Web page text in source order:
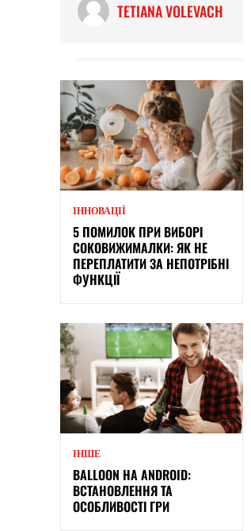
TETIANA VOLEVACH
ІННОВАЦІЇ
5 ПОМИЛОК ПРИ ВИБОРІ
СОКОВИЖИМАЛКИ: ЯК НЕ
ПЕРЕПЛАТИТИ ЗА НЕПОТРІБНІ
ФУНКЦІЇ
ІНШЕ
BALLOON НА ANDROID:
ВСТАНОВЛЕННЯ ТА
ОСОБЛИВОСТІ ГРИ